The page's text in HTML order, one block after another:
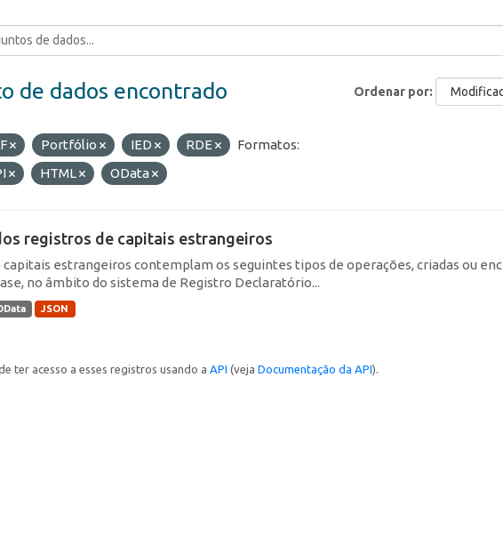
Ordenar por
de dados encontrado
Portfólio IED RDE
Formatos:
HTML OData
registros de capitais estrangeiros
capitais estrangeiros contemplam os seguintes tipos de operações, criadas ou
no âmbito do sistema de Registro Declaratório...
JSON
ter acesso a esses registros usando a API (veja Documentação da API).